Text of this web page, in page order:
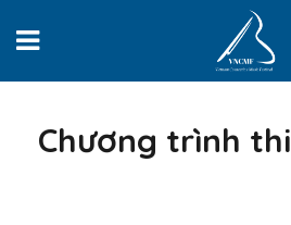
Chương trình thi